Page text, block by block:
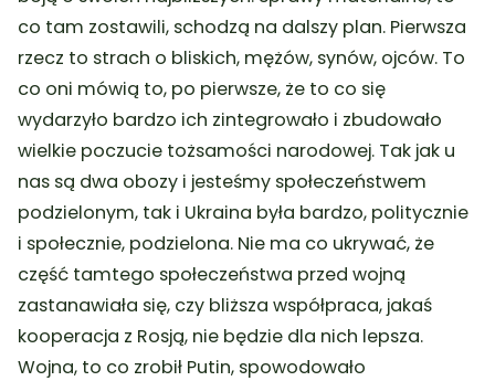
co tam zostawili, schodzą na dalszy plan. Pierwsza
rzecz to strach o bliskich, mężów, synów, ojców. To
co oni mówią to, po pierwsze, że to co się
wydarzyło bardzo ich zintegrowało i zbudowało
wielkie poczucie tożsamości narodowej. Tak jak u
nas są dwa obozy i jesteśmy społeczeństwem
podzielonym, tak i Ukraina była bardzo, politycznie
i społecznie, podzielona. Nie ma co ukrywać, że
część tamtego społeczeństwa przed wojną
zastanawiała się, czy bliższa współpraca, jakaś
kooperacja z Rosją, nie będzie dla nich lepsza.
Wojna, to co zrobił Putin, spowodowało